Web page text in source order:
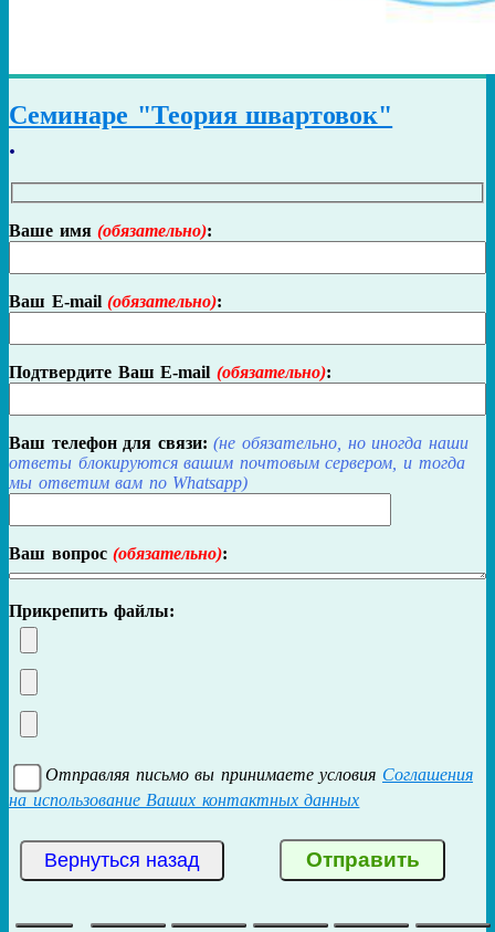
Семинаре "Теория швартовок"
.
Ваше имя :
Ваш E-mail :
Подтвердите Ваш E-mail :
Ваш телефон для связи:(не обязательно, но иногда наши
ответы блокируются вашим почтовым сервером, и тогда
мы ответим вам по Whatsapp)
Ваш вопрос :
Прикрепить файлы:
Отправляя письмо вы принимаете условия Соглашения
на использование Ваших контактных данных